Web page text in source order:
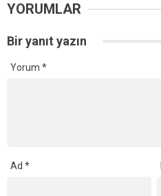
YORUMLAR
Bir yanıt yazın
Yorum *
Ad *